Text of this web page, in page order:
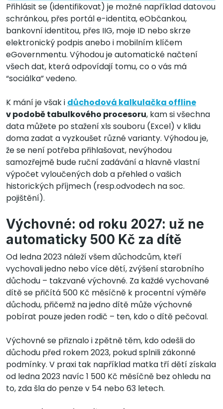
Přihlásit se (identifikovat) je možné například datovou
schránkou, přes portál e-identita, eObčankou,
bankovní identitou, přes IIG, moje ID nebo skrze
elektronický podpis anebo i mobilním klíčem
eGovernmentu. Výhodou je automatické načtení
všech dat, která odpovídají tomu, co o vás má
“sociálka” vedeno.
K mání je však i důchodová kalkulačka offline
v podobě tabulkového procesoru, kam si všechna
data můžete po stažení xls souboru (Excel) v klidu
doma zadat a vyzkoušet různé varianty. Výhodou je,
že se není potřeba přihlašovat, nevýhodou
samozřejmě bude ruční zadávání a hlavně vlastní
výpočet vyloučených dob a přehled o vašich
historických příjmech (resp.odvodech na soc.
pojištění).
Výchovné: od roku 2027: už ne
automaticky 500 Kč za dítě
Od ledna 2023 náleží všem důchodcům, kteří
vychovali jedno nebo více dětí, zvýšení starobního
důchodu – takzvané výchovné. Za každé vychované
dítě se přičítá 500 Kč měsíčně k procentní výměře
důchodu, přičemž na jedno dítě může výchovné
pobírat pouze jeden rodič – ten, kdo o dítě pečoval.
Výchovné se přiznalo i zpětně těm, kdo odešli do
důchodu před rokem 2023, pokud splnili zákonné
podmínky. V praxi tak například matka tří dětí získala
od ledna 2023 navíc 1 500 Kč měsíčně bez ohledu na
to, zda šla do penze v 54 nebo 63 letech.